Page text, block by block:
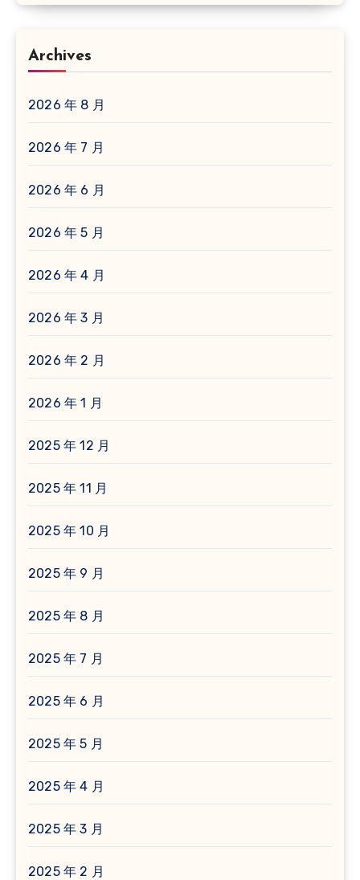
Archives
2026 年 8 月
2026 年 7 月
2026 年 6 月
2026 年 5 月
2026 年 4 月
2026 年 3 月
2026 年 2 月
2026 年 1 月
2025 年 12 月
2025 年 11 月
2025 年 10 月
2025 年 9 月
2025 年 8 月
2025 年 7 月
2025 年 6 月
2025 年 5 月
2025 年 4 月
2025 年 3 月
2025 年 2 月